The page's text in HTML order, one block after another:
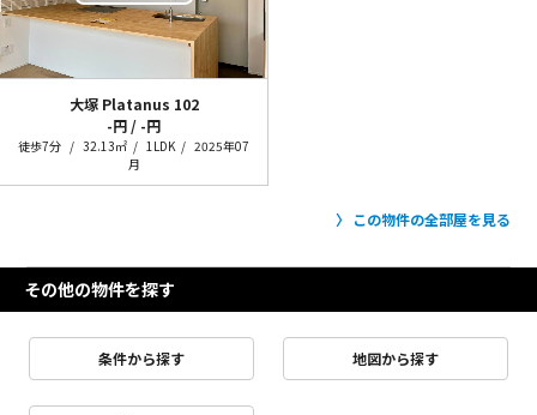
大塚 Platanus 102
-円 / -円
徒歩7分 32.13㎡ 1LDK
2025年07
月
この物件の全部屋を見る
その他の物件を探す
条件から探す 地図から探す